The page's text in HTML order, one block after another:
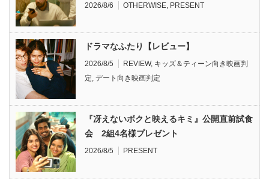
2026/8/6 OTHERWISE PRESENT
ドラマなふたり【レビュー】
2026/8/5 REVIEW, キッズ＆ティーン向き映画判
定 デート向き映画判定
『冴えないボクと映えるキミ』公開直前試食
会 2組4名様プレゼント
2026/8/5 PRESENT